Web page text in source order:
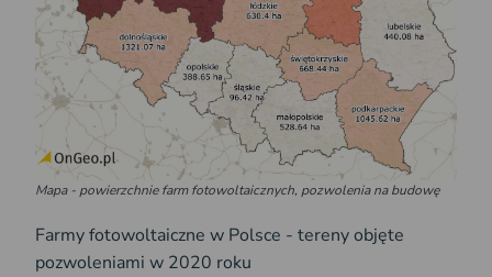
Mapa - powierzchnie farm fotowoltaicznych, pozwolenia na budowę
Farmy fotowoltaiczne w Polsce - tereny objęte
pozwoleniami w 2020 roku